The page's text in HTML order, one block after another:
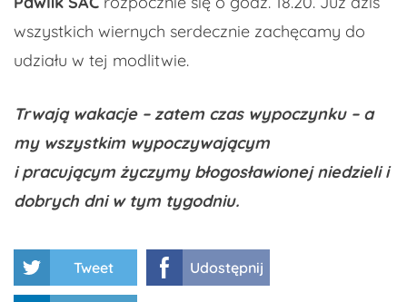
wszystkich wiernych serdecznie zachęcamy do
udziału w tej modlitwie.
Trwają wakacje – zatem czas wypoczynku – a
my wszystkim wypoczywającym
i pracującym życzymy błogosławionej niedzieli i
dobrych dni w tym tygodniu.
Tweet Udostępnij